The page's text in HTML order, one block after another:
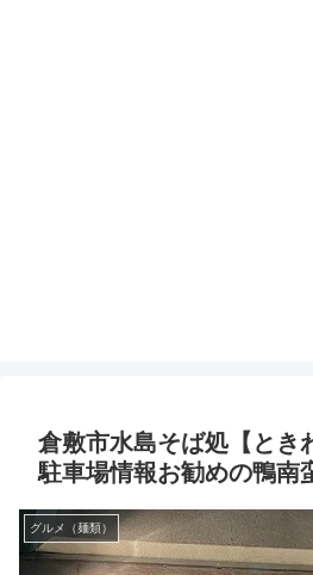
倉敷市水島そば処【とき
駐車場情報お勧めの鴨南
グルメ（麺類）